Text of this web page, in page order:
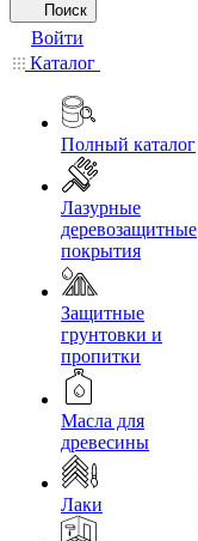
Поиск
Войти
Каталог
Полный каталог
Лазурные
деревозащитные
покрытия
Защитные
грунтовки и
пропитки
Масла для
древесины
Лаки